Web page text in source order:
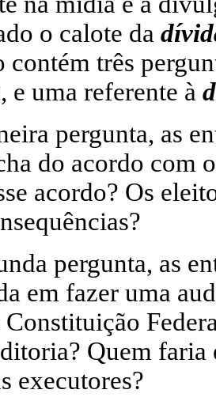
o calote da
contém três
e uma referente à
pergunta, as
do acordo com
acordo? Os
pergunta, as
em fazer uma
Quem faria
executores?